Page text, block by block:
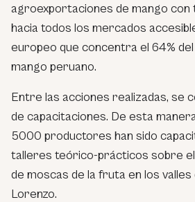
agroexportaciones de mango con
hacia todos los mercados
europeo que concentra el 64%
mango peruano.
Entre las acciones realizadas, se
de capacitaciones. De esta
5000 productores han sido
talleres teórico-prácticos sobre
de moscas de la fruta en los valles
Lorenzo.